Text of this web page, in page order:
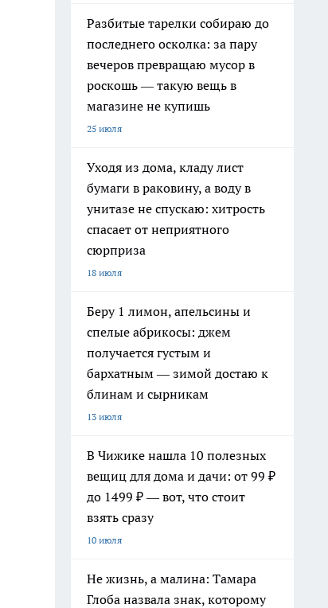
Разбитые тарелки собираю до
последнего осколка: за пару
вечеров превращаю мусор в
роскошь — такую вещь в
магазине не купишь
25 июля
Уходя из дома, кладу лист
бумаги в раковину, а воду в
унитазе не спускаю: хитрость
спасает от неприятного
сюрприза
18 июля
Беру 1 лимон, апельсины и
спелые абрикосы: джем
получается густым и
бархатным — зимой достаю к
блинам и сырникам
13 июля
В Чижике нашла 10 полезных
вещиц для дома и дачи: от 99 ₽
до 1499 ₽ — вот, что стоит
взять сразу
10 июля
Не жизнь, а малина: Тамара
Глоба назвала знак, которому